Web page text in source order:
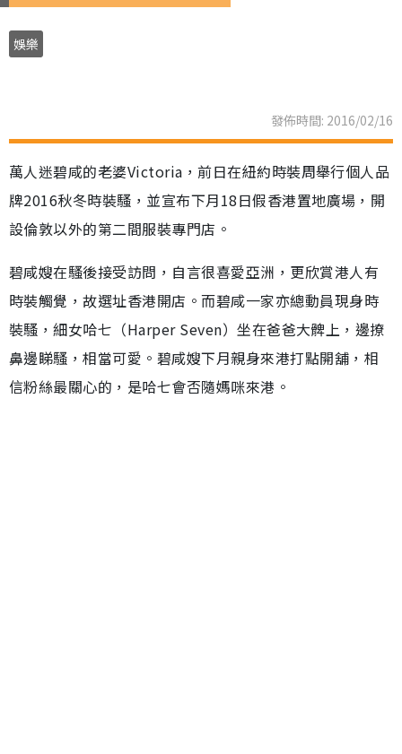
娛樂
發佈時間: 2016/02/16
萬人迷碧咸的老婆Victoria，前日在紐約時裝周舉行個人品
牌2016秋冬時裝騷，並宣布下月18日假香港置地廣場，開
設倫敦以外的第二間服裝專門店。
碧咸嫂在騷後接受訪問，自言很喜愛亞洲，更欣賞港人有
時裝觸覺，故選址香港開店。而碧咸一家亦總動員現身時
裝騷，細女哈七（Harper Seven）坐在爸爸大髀上，邊撩
鼻邊睇騷，相當可愛。碧咸嫂下月親身來港打點開舖，相
信粉絲最關心的，是哈七會否隨媽咪來港。